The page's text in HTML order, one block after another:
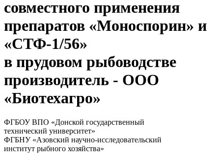
совместного применения
препаратов «Моноспорин» и
«СТФ-1/56»
в прудовом рыбоводстве
производитель - ООО
«Биотехагро»
ФГБОУ ВПО «Донской государственный
технический университет»
ФГБНУ «Азовский научно-исследовательский
институт рыбного хозяйства»